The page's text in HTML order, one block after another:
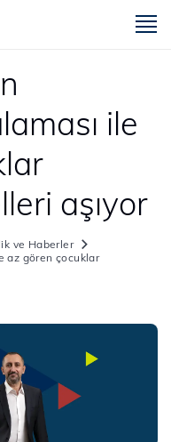
ile
aşıyor
ve Haberler
az gören çocuklar